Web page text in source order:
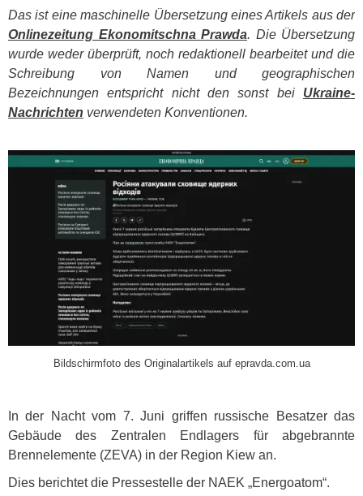
Das ist eine maschinelle Übersetzung eines Artikels aus der
Onlinezeitung Ekonomitschna Prawda. Die Übersetzung
wurde weder überprüft, noch redaktionell bearbeitet und die
Schreibung von Namen und geographischen
Bezeichnungen entspricht nicht den sonst bei Ukraine-
Nachrichten verwendeten Konventionen.
Bildschirmfoto des Originalartikels auf epravda.com.ua
In der Nacht vom 7. Juni griffen russische Besatzer das
Gebäude des Zentralen Endlagers für abgebrannte
Brennelemente (ZEVA) in der Region Kiew an.
Dies berichtet die Pressestelle der NAEK „Energoatom“.